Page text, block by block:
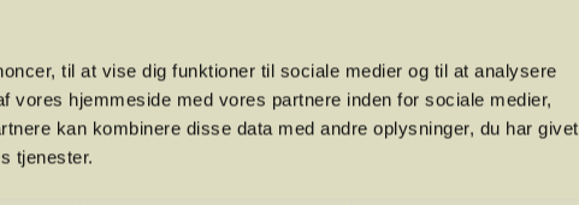
til at vise dig funktioner til sociale medier og til at analysere
vores hjemmeside med vores partnere inden for sociale medier,
kan kombinere disse data med andre oplysninger, du har givet
tjenester.